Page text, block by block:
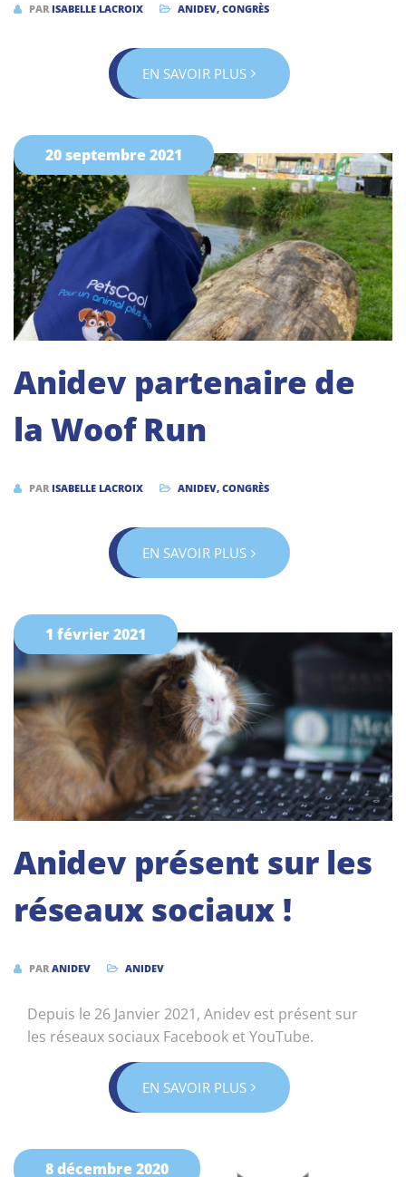
PAR ISABELLE LACROIX ANIDEV, CONGRÈS
EN SAVOIR PLUS
20 septembre 2021
Anidev partenaire de
la Woof Run
PARISABELLE LACROIX ANIDEV, CONGRÈS
EN SAVOIR PLUS
1 février 2021
Anidev présent sur les
réseaux sociaux !
PAR ANIDEV ANIDEV
Depuis le 26 Janvier 2021, Anidev est présent sur
les réseaux sociaux Facebook et YouTube.
EN SAVOIR PLUS
8 décembre 2020